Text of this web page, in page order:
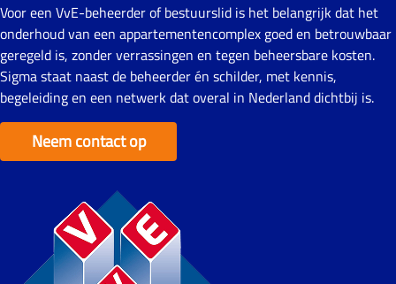
Voor een VvE-beheerder of bestuurslid is het belangrijk dat het
onderhoud van een appartementencomplex goed en betrouwbaar
geregeld is, zonder verrassingen en tegen beheersbare kosten.
Sigma staat naast de beheerder én schilder, met kennis,
begeleiding en een netwerk dat overal in Nederland dichtbij is.
Neem contact op